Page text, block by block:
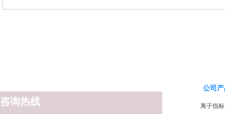
咨询热线
公司
离子指标